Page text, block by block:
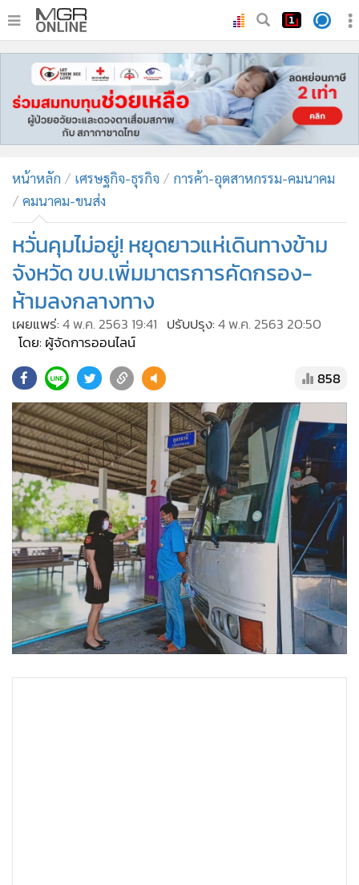
หน้าหลัก
ทันเหตุการณ์
• ภาคใต้
• บันเทิง
• ผู้จัดการรายวัน
คอลัมนิสต์
•
• CbizReview
• Cyber BIZ
• ผู้จัดกวน
• Green Innovation & SD
• Management & HR
• MGR Live
• Infographic
• การเมือง
• ท่องเที่ยว
• กีฬา
• ต่างประเทศ
• Special Scoop
•
เศรษฐกิจ-ธุรกิจ
จีน
• ชุมชน-คุณภาพชีวิต
• อาชญากรรม
หน้าหลัก เศรษฐกิจ-ธุรกิจ
การค้า-อุตสาหกรรม-คมนาคม
คมนาคม-ขนส่ง
หวั่นคุมไม่อยู่! หยุดยาวแห่เดินทางข้าม
จังหวัด ขบ.เพิ่มมาตรการคัดกรอง-
ห้ามลงกลางทาง
เผยแพร่:4 พ.ค. 2563 19:41 ปรับปรุง:4 พ.ค. 2563 20:50
โดย: ผู้จัดการออนไลน์
858